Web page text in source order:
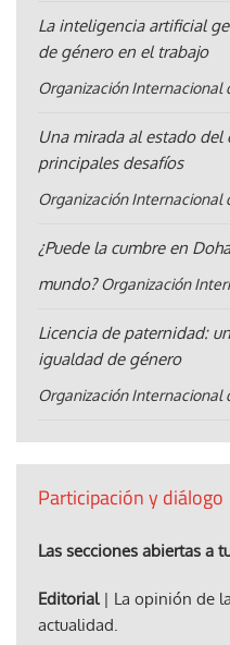
La inteligencia artificial
de género en el trabajo
Organización Internacional
Una mirada al estado del
principales desafíos
Organización Internacional
¿Puede la cumbre en
mundo? Organización
Licencia de paternidad:
igualdad de género
Organización Internacional
Participación y diálogo
Las secciones abiertas a
Editorial| La opinión de
actualidad.